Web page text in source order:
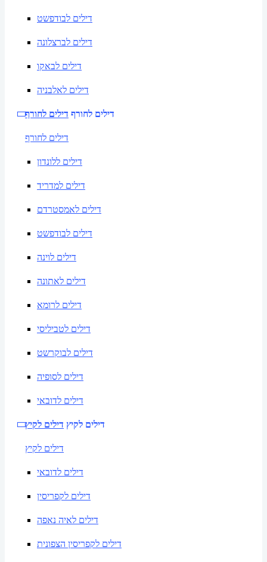
דילים לבודפשט
דילים לברצלונה
דילים לבאקו
דילים לאלבניה
דילים לחורף דילים לחורף
דילים לחורף
דילים ללונדון
דילים למדריד
דילים לאמסטרדם
דילים לבודפשט
דילים לוינה
דילים לאתונה
דילים לרומא
דילים לטביליסי
דילים לבוקרשט
דילים לסופיה
דילים לדובאי
דילים לקיץ דילים לקיץ
דילים לקיץ
דילים לדובאי
דילים לקפריסין
דילים לאיה נאפה
דילים לקפריסין הצפונית